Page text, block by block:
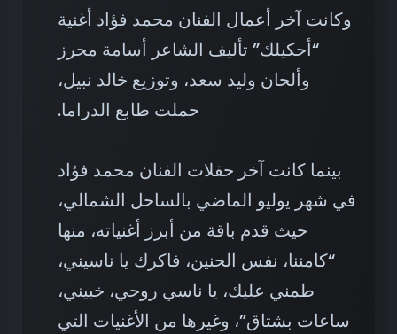
وكانت آخر أعمال الفنان محمد فؤاد أغنية
“أحكيلك” تأليف الشاعر أسامة محرز
وألحان وليد سعد، وتوزيع خالد نبيل،
حملت طابع الدراما.
بينما كانت آخر حفلات الفنان محمد فؤاد
في شهر يوليو الماضي بالساحل الشمالي،
حيث قدم باقة من أبرز أغنياته، منها
“كامننا، نفس الحنين، فاكرك يا ناسيني،
طمني عليك، يا ناسي روحي، خبيني،
ساعات بشتاق”، وغيرها من الأغنيات التي